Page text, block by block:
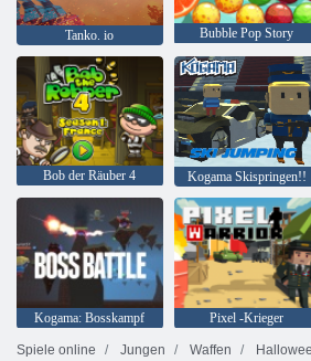
Tanko. io Bubble Pop Story
Bob der Räuber 4 Kogama Skispringen!!
Kogama: Bosskampf Pixel -Krieger
Spiele online
Jungen Waffen